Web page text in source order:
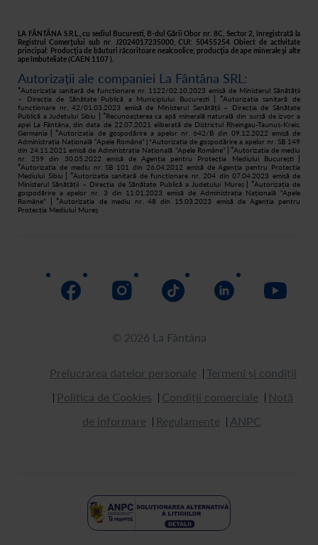
Filtre apă acasă
Asistență
Livrare
Retur
Cum cumpăr
LA FÂNTÂNA S.R.L., cu sediul Bucuresti, B-dul Gării Obor nr. 8C, Sector 2, înregistrată la
Registrul Comerţului sub nr. J2024017235000, CUI: 50455254 Obiect de activitate
principal: Producţia de băuturi răcoritoare nealcoolice; producţia de ape minerale şi alte
ape îmbuteliate (CAEN 1107 ).
Autorizații ale companiei La Fântâna SRL:
*Autorizația sanitară de funcționare nr. 1122/02.10.2023 emisă de Ministerul Sănătății
– Direcția de Sănătate Publică a Municipiului București
| *Autorizația sanitară de
funcționare nr. 42/01.03.2023 emisă de Ministerul Sanătății – Direcția de Sănătate
Publică a Județului Sibiu
| *Recunoașterea ca apă minerală naturală din sursă de izvor a
apei La Fântâna, din data de 22.07.2021 eliberată de Districtul Rheingau-Taunus-Kreis,
Germania
| *Autorizația de gospodărire a apelor nr. 642/B din 09.12.2022 emisă de
Administrația Națională “Apele Române”
| *Autorizația de gospodărire a apelor nr. SB 149
din 24.11.2021 emisă de Administrația Națională “Apele Române”
| *Autorizația de mediu
nr. 259 din 30.05.2022 emisă de Agenția pentru Protecția Mediului București
*Autorizația de mediu nr. SB 101 din 26.04.2012 emisă de Agenția pentru Protecția
Mediului Sibiu | *Autorizatia sanitară de funcționare nr. 204 din 07.04.2023 emisă de
Ministerul Sănătății – Direcția de Sănătate Publică a Județului Mureș| *Autorizația de
gospodărire a apelor nr. 3 din 11.01.2023 emisă de Administrația Națională “Apele
Române”
| *Autorizația de mediu nr. 48 din 15.03.2023 emisă de Agenția pentru
Protecția Mediului Mureș
© 2026 La Fântâna
Prelucrarea datelor personale
Termeni și condiții
Politica de Cookies
Condiții comerciale
Notă
de informare
Regulamente ANPC